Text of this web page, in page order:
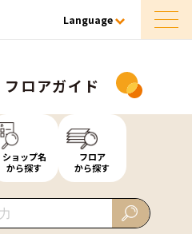
Language
ロアガイド
ショップ名
から探す
フロア
から探す